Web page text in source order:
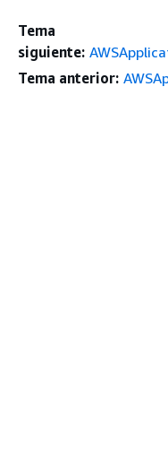
Tema
siguiente:
Tema anterior: